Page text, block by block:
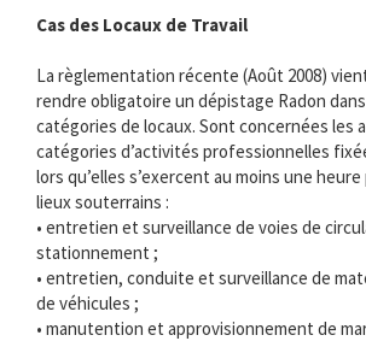
Cas des Locaux de Travail
La règlementation récente (Août 2008)
rendre obligatoire un dépistage Radon
catégories de locaux. Sont concernées les
catégories d’activités professionnelles
lors qu’elles s’exercent au moins une
lieux souterrains :
• entretien et surveillance de voies de
stationnement ;
• entretien, conduite et surveillance de
de véhicules ;
• manutention et approvisionnement de